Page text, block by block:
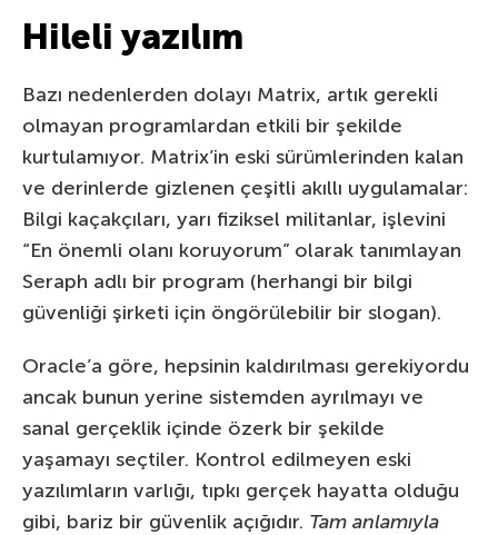
Hileli yazılım
Bazı nedenlerden dolayı Matrix, artık gerekli
olmayan programlardan etkili bir şekilde
kurtulamıyor. Matrix’in eski sürümlerinden kalan
ve derinlerde gizlenen çeşitli akıllı uygulamalar:
Bilgi kaçakçıları, yarı fiziksel militanlar, işlevini
“En önemli olanı koruyorum” olarak tanımlayan
Seraph adlı bir program (herhangi bir bilgi
güvenliği şirketi için öngörülebilir bir slogan).
Oracle’a göre, hepsinin kaldırılması gerekiyordu
ancak bunun yerine sistemden ayrılmayı ve
sanal gerçeklik içinde özerk bir şekilde
yaşamayı seçtiler. Kontrol edilmeyen eski
yazılımların varlığı, tıpkı gerçek hayatta olduğu
gibi, bariz bir güvenlik açığıdır. Tam anlamıyla